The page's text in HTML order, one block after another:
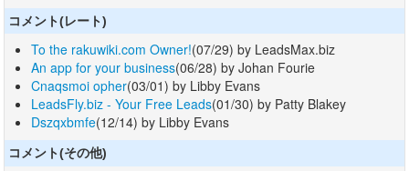
コメント(レート)
To the rakuwiki.com Owner!(07/29) by LeadsMax.biz
An app for your business(06/28) by Johan Fourie
Cnaqsmoi opher(03/01) by Libby Evans
LeadsFly.biz - Your Free Leads(01/30) by Patty Blakey
Dszqxbmfe(12/14) by Libby Evans
コメント(その他)